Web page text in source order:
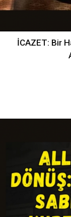
İCAZET: Bir